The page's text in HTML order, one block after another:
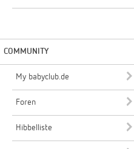
COMMUNITY
My babyclub.de
Foren
Hibbelliste